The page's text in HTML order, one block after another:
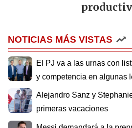
NOTICIAS MÁS VISTAS
El PJ va a las urnas con
y competencia en algunas
Alejandro Sanz y
primeras vacaciones